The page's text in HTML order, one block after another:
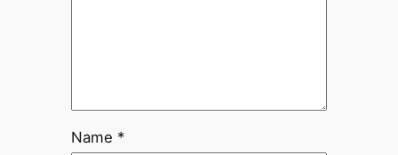
Name *